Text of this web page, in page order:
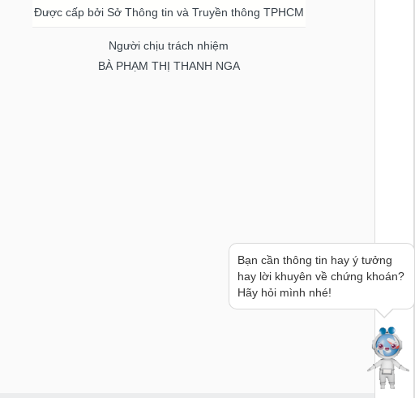
Được cấp bởi Sở Thông tin và Truyền thông TPHCM
Người chịu trách nhiệm
BÀ PHẠM THỊ THANH NGA
Bạn cần thông tin hay ý tưởng
hay lời khuyên về chứng khoán?
Hãy hỏi mình nhé!